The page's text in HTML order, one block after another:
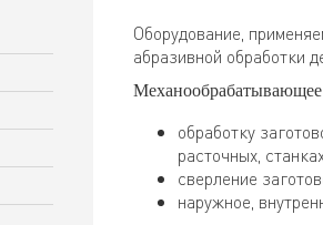
Оборудование,
абразивной обработки
Механообрабатывающее
обработку
расточных,
сверление
наружное,